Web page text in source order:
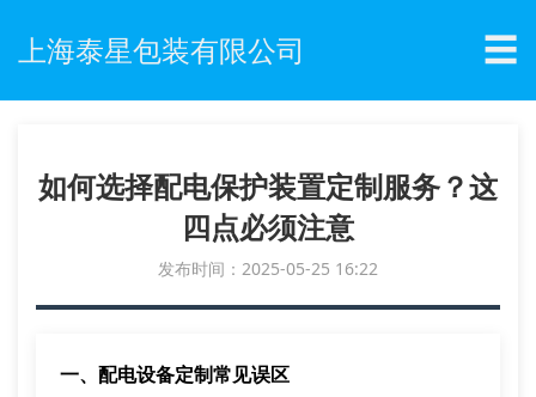
上海泰星包装有限公司 ☰
如何选择配电保护装置定制服务？这
四点必须注意
发布时间：2025-05-25 16:22
一、配电设备定制常见误区